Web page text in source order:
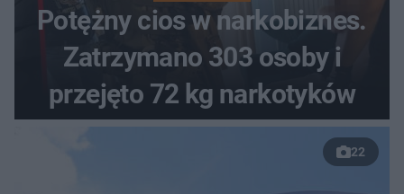
Potężny cios w narkobiznes.
Zatrzymano 303 osoby i
przejęto 72 kg narkotyków
22